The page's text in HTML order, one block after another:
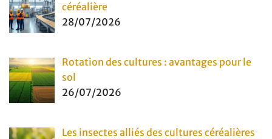
céréalière
28/07/2026
Rotation des cultures : avantages pour le
sol
26/07/2026
Les insectes alliés des cultures céréalières